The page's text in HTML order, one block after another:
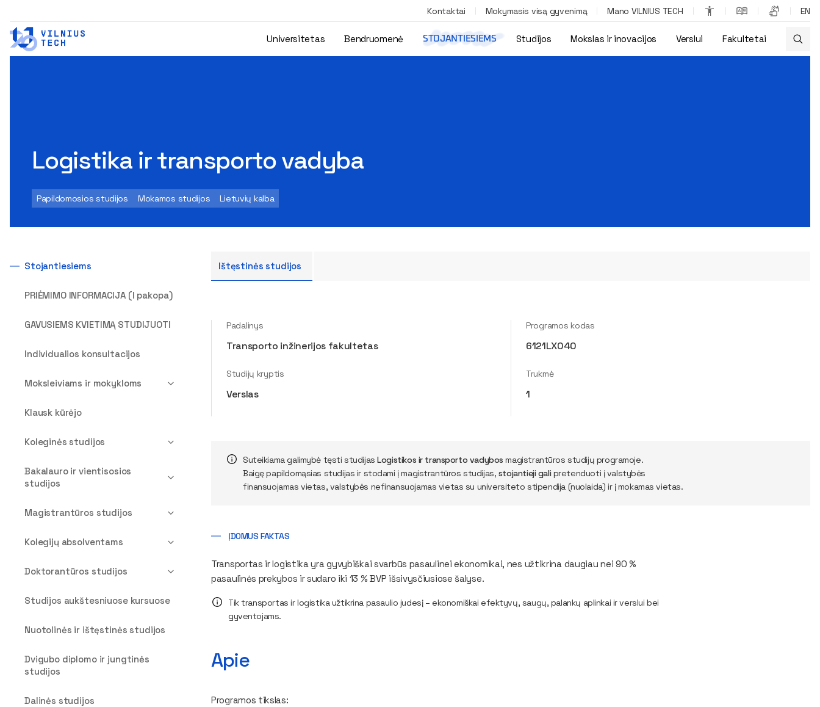
Kontaktai Mokymasis visą gyvenimą Mano VILNIUS TECH EN
Universitetas Bendruomenė STOJANTIESIEMS Studijos Mokslas ir inovacijos Verslui Fakultetai
Logistika ir transporto vadyba
Papildomosios studijos Mokamos studijos Lietuvių kalba
Stojantiesiems
PRIĖMIMO INFORMACIJA (I pakopa)
GAVUSIEMS KVIETIMĄ STUDIJUOTI
Individualios konsultacijos
Moksleiviams ir mokykloms
Klausk kūrėjo
Koleginės studijos
Bakalauro ir vientisosios
studijos
Magistrantūros studijos
Kolegijų absolventams
Doktorantūros studijos
Studijos aukštesniuose kursuose
Nuotolinės ir ištęstinės studijos
Dvigubo diplomo ir jungtinės
studijos
Dalinės studijos
Ištęstinės studijos
Padalinys
Transporto inžinerijos fakultetas
Programos kodas
6121LX040
Studijų kryptis
Verslas
Trukmė
1
Suteikiama galimybė tęsti studijas Logistikos ir transporto vadybosmagistrantūros studijų programoje.
Baigę papildomąsias studijas ir stodami į magistrantūros studijas, stojantieji galipretenduoti į valstybės
finansuojamas vietas, valstybės nefinansuojamas vietas su universiteto stipendija (nuolaida) ir į mokamas vietas.
ĮDOMUS FAKTAS
Transportas ir logistika yra gyvybiškai svarbūs pasaulinei ekonomikai, nes užtikrina daugiau nei 90 %
pasaulinės prekybos ir sudaro iki 13 % BVP išsivysčiusiose šalyse.
Tik transportas ir logistika užtikrina pasaulio judesį – ekonomiškai efektyvų, saugų, palankų aplinkai ir verslui bei
gyventojams.
Apie
Programos tikslas: